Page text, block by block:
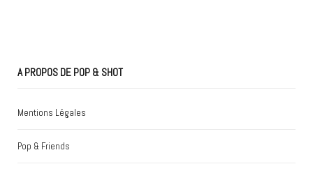
A PROPOS DE POP & SHOT
Mentions Légales
Pop & Friends